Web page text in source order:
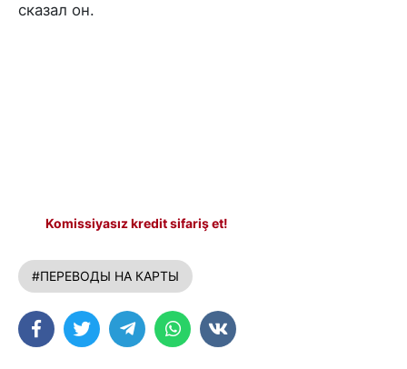
сказал он.
Komissiyasız kredit sifariş et!
#ПЕРЕВОДЫ НА КАРТЫ